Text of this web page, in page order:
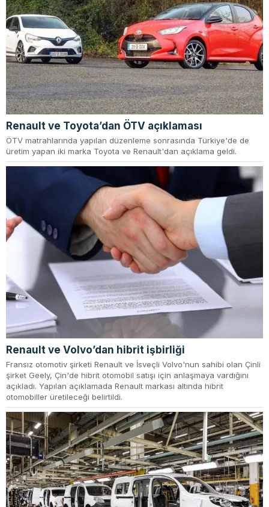
Renault ve Toyota’dan ÖTV açıklaması
ÖTV matrahlarında yapılan düzenleme sonrasında Türkiye'de de
üretim yapan iki marka Toyota ve Renault'dan açıklama geldi.
Renault ve Volvo’dan hibrit işbirliği
Fransız otomotiv şirketi Renault ve İsveçli Volvo'nun sahibi olan Çinli
şirket Geely, Çin'de hibrit otomobil satışı için anlaşmaya vardığını
açıkladı. Yapılan açıklamada Renault markası altında hibrit
otomobiller üretileceği belirtildi.